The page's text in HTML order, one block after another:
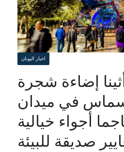
اخبار اليونان
إضاءة شجرة
في ميدان
أجواء خيالية
صديقة للبيئة